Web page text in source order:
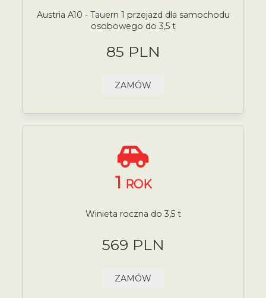
Austria A10 - Tauern 1 przejazd dla samochodu
osobowego do 3,5 t
85 PLN
ZAMÓW
1 ROK
Winieta roczna do 3,5 t
569 PLN
ZAMÓW